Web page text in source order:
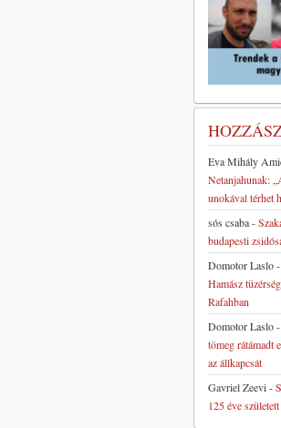
Eva Mihály
Netanjahunak:
unokával térhet
sós csaba-
budapesti
Domotor Laslo-
Hamász
Rafahban
Domotor Laslo-
tömeg rátámadt
az állkapcsát
Gavriel Zeevi-
125 éve